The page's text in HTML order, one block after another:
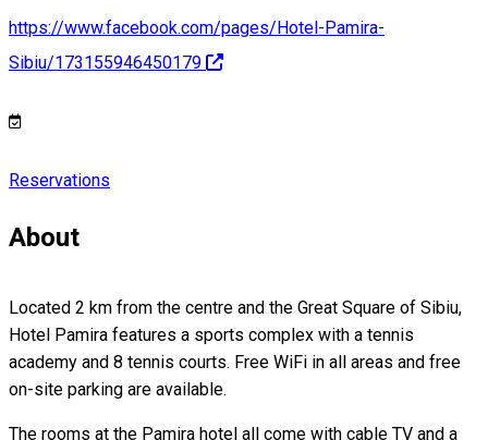
https://www.facebook.com/pages/Hotel-Pamira-
Sibiu/173155946450179
Reservations
About
Located 2 km from the centre and the Great Square of Sibiu,
Hotel Pamira features a sports complex with a tennis
academy and 8 tennis courts. Free WiFi in all areas and free
on-site parking are available.
The rooms at the Pamira hotel all come with cable TV and a